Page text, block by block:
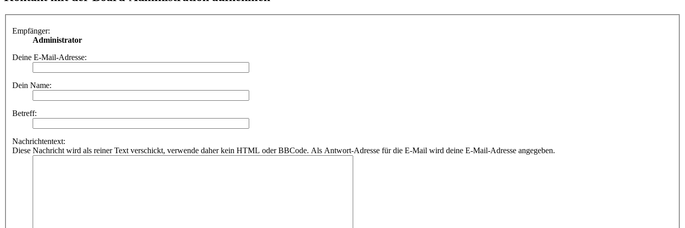
Empfänger:
Administrator
Deine E-Mail-Adresse:
Dein Name:
Betreff:
Nachrichtentext:
Diese Nachricht wird als reiner Text verschickt, verwende daher kein HTML oder BBCode. Als Antwort-Adresse für die E-Mail wird deine E-Mail-Adresse angegeben.